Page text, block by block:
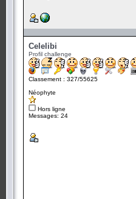
Celelibi
Profil challenge
Classement : 327/55625
Néophyte
Hors ligne
Messages: 24